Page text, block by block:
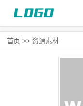
首页 >> 资源素材